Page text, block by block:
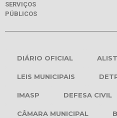
SERVIÇOS
PÚBLICOS
DIÁRIO OFICIAL
LEIS MUNICIPAIS
IMASP DEFESA CIVIL
CÂMARA MUNICIPAL